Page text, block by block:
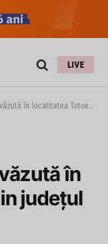
LIVE
localitatea Totoești din județul Iași
în
județul